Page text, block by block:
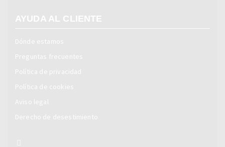
AYUDA AL CLIENTE
Dónde estamos
Preguntas frecuentes
Política de privacidad
Política de cookies
Aviso legal
Derecho de desestimiento